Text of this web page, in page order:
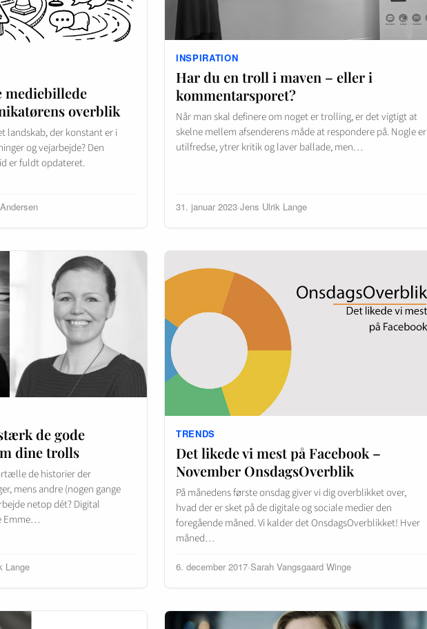
mediebillede
overblik
landskab, der konstant er i
og vejarbejde? Den
er fuldt opdateret.
INSPIRATION
Har du en troll i maven – eller i
kommentarsporet?
Når man skal definere om noget er trolling, er det vigtigt at
skelne mellem afsenderens måde at respondere på. Nogle er
utilfredse, ytrer kritik og laver ballade, men…
31. januar 2023·Jens Ulrik Lange
de gode
dine trolls
de historier der
mens andre (nogen gange
netop dét? Digital
Emme…
Lange
TRENDS
Det likede vi mest på Facebook –
November OnsdagsOverblik
På månedens første onsdag giver vi dig overblikket over,
hvad der er sket på de digitale og sociale medier den
foregående måned. Vi kalder det OnsdagsOverblikket! Hver
måned…
6. december 2017·Sarah Vangsgaard Winge